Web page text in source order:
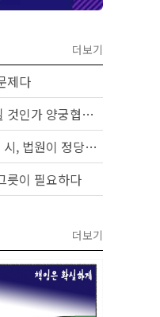
더보기
제다
<목요일 오후> 축구협회가 될 것인가 양궁협회가 될 것인가
<노무사칼럼> 저성과자 해고 시, 법원이 정당성을 인정하는 기준과 실무 대응
릇이 필요하다
더보기